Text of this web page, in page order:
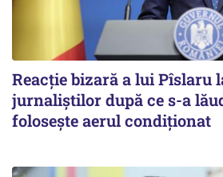
Reacție bizară a lui Pîslaru
jurnaliștilor după ce s-a
folosește aerul condiționat